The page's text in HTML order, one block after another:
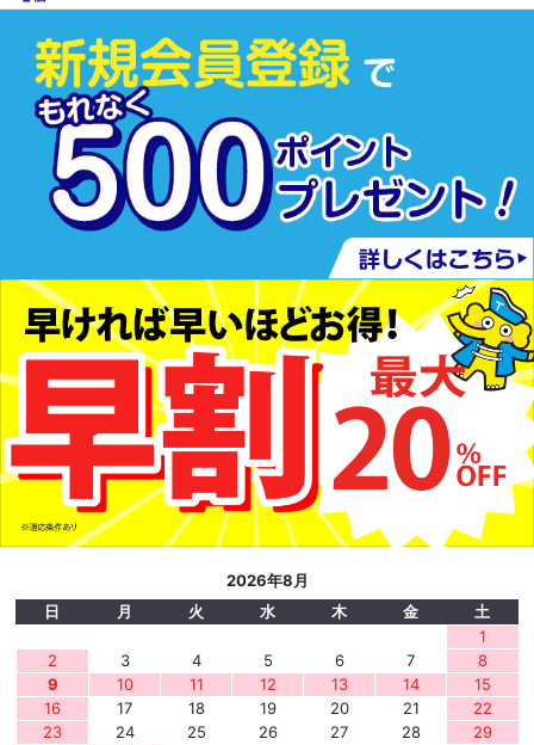
2026年8月
日
月 火 水 木 金
土
1
2
3 4 5 6 7
8
9
10 11 12 13 14
15
16
17 18 19 20 21
22
23
24 25 26 27 28
29